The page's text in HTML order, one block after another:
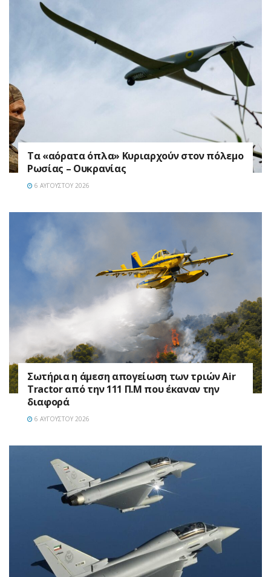
Τα «αόρατα όπλα» Κυριαρχούν στον πόλεμο
Ρωσίας – Ουκρανίας
6 ΑΥΓΟΎΣΤΟΥ 2026
Σωτήρια η άμεση απογείωση των τριών Air
Tractor από την 111 Π.M που έκαναν την
διαφορά
6 ΑΥΓΟΎΣΤΟΥ 2026